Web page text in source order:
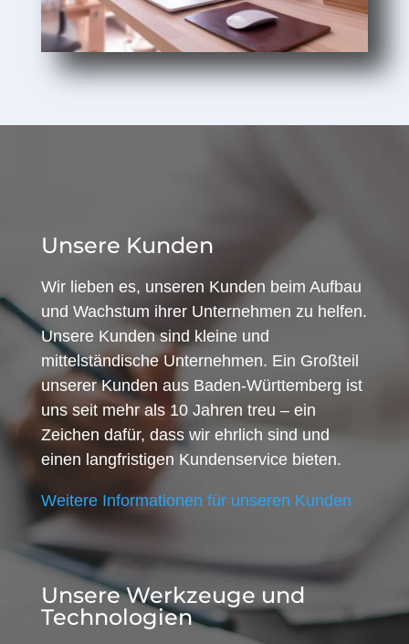
Unsere Kunden
Wir lieben es, unseren Kunden beim Aufbau
und Wachstum ihrer Unternehmen zu helfen.
Unsere Kunden sind kleine und
mittelständische Unternehmen. Ein Großteil
unserer Kunden aus Baden-Württemberg ist
uns seit mehr als 10 Jahren treu – ein
Zeichen dafür, dass wir ehrlich sind und
einen langfristigen Kundenservice bieten.
Weitere Informationen für unseren Kunden
Unsere Werkzeuge und
Technologien